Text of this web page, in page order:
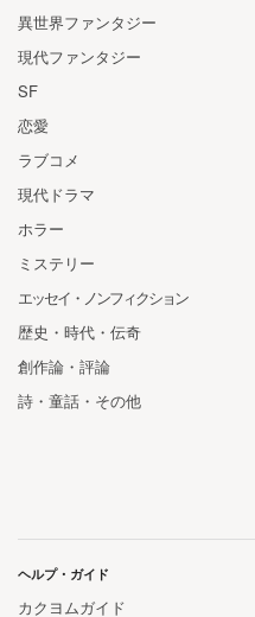
異世界ファンタジー
現代ファンタジー
SF
恋愛
ラブコメ
現代ドラマ
ホラー
ミステリー
エッセイ・ノンフィクション
歴史・時代・伝奇
創作論・評論
詩・童話・その他
ヘルプ・ガイド
カクヨムガイド